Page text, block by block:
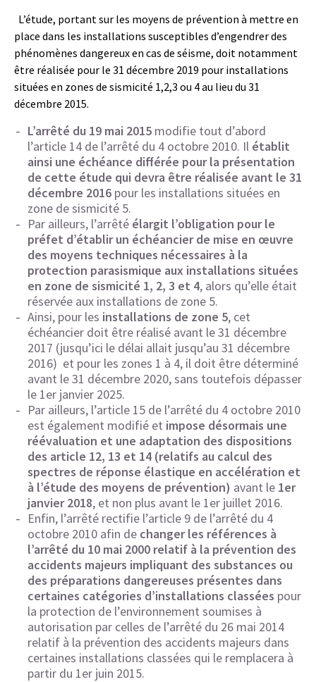
L’étude, portant sur les moyens de prévention à mettre en
place dans les installations susceptibles d’engendrer des
phénomènes dangereux en cas de séisme, doit notamment
être réalisée pour le 31 décembre 2019 pour installations
situées en zones de sismicité 1,2,3 ou 4 au lieu du 31
décembre 2015.
L’arrêté du 19 mai 2015 modifie tout d’abord
l’article 14 de l’arrêté du 4 octobre 2010. Il établit
ainsi une échéance différée pour la présentation
de cette étude qui devra être réalisée avant le 31
décembre 2016 pour les installations situées en
zone de sismicité 5.
Par ailleurs, l’arrêté élargit l’obligation pour le
préfet d’établir un échéancier de mise en œuvre
des moyens techniques nécessaires à la
protection parasismique aux installations situées
en zone de sismicité 1, 2, 3 et 4, alors qu’elle était
réservée aux installations de zone 5.
Ainsi, pour les installations de zone 5, cet
échéancier doit être réalisé avant le 31 décembre
2017 (jusqu’ici le délai allait jusqu’au 31 décembre
2016) et pour les zones 1 à 4, il doit être déterminé
avant le 31 décembre 2020, sans toutefois dépasser
le 1er janvier 2025.
Par ailleurs, l’article 15 de l’arrêté du 4 octobre 2010
est également modifié et impose désormais une
réévaluation et une adaptation des dispositions
des article 12, 13 et 14 (relatifs au calcul des
spectres de réponse élastique en accélération et
à l’étude des moyens de prévention) avant le 1er
janvier 2018, et non plus avant le 1er juillet 2016.
Enfin, l’arrêté rectifie l’article 9 de l’arrêté du 4
octobre 2010 afin de changer les références à
l’arrêté du 10 mai 2000 relatif à la prévention des
accidents majeurs impliquant des substances ou
des préparations dangereuses présentes dans
certaines catégories d’installations classées pour
la protection de l’environnement soumises à
autorisation par celles de l’arrêté du 26 mai 2014
relatif à la prévention des accidents majeurs dans
certaines installations classées qui le remplacera à
partir du 1er juin 2015.